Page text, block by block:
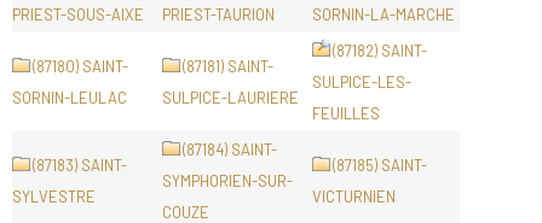
PRIEST-SOUS-AIXE
PRIEST-TAURION
SORNIN-LA-MARCHE
(87180) SAINT-
SORNIN-LEULAC
(87181) SAINT-
SULPICE-LAURIERE
(87182) SAINT-
SULPICE-LES-
FEUILLES
(87183) SAINT-
SYLVESTRE
(87184) SAINT-
SYMPHORIEN-SUR-
COUZE
(87185) SAINT-
VICTURNIEN